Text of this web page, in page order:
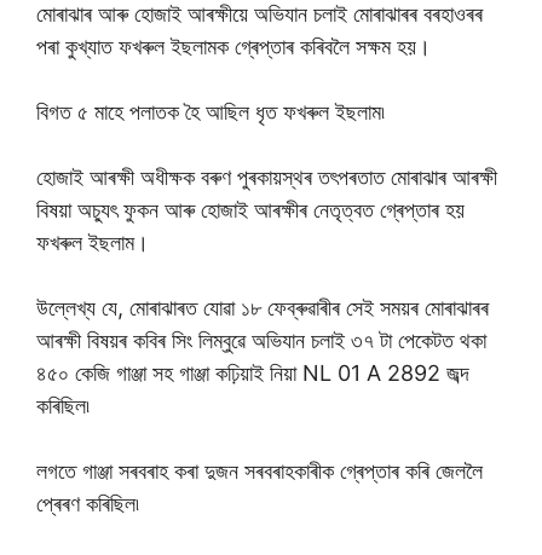
মোৰাঝাৰ আৰু হোজাই আৰক্ষীয়ে অভিযান চলাই মোৰাঝাৰৰ বৰহাওৰৰ
পৰা কুখ্যাত ফখৰুল ইছলামক গ্ৰেপ্তাৰ কৰিবলৈ সক্ষম হয়।
বিগত ৫ মাহে পলাতক হৈ আছিল ধৃত ফখৰুল ইছলাম৷
হোজাই আৰক্ষী অধীক্ষক বৰুণ পুৰকায়স্থৰ তৎপৰতাত মোৰাঝাৰ আৰক্ষী
বিষয়া অচ্যুৎ ফুকন আৰু হোজাই আৰক্ষীৰ নেতৃত্বত গ্ৰেপ্তাৰ হয়
ফখৰুল ইছলাম।
উল্লেখ্য যে, মোৰাঝাৰত যোৱা ১৮ ফেব্ৰুৱাৰীৰ সেই সময়ৰ মোৰাঝাৰৰ
আৰক্ষী বিষয়ৰ কবিৰ সিং লিম্বুৱে অভিযান চলাই ৩৭ টা পেকেটত থকা
৪৫০ কেজি গাঞ্জা সহ গাঞ্জা কঢ়িয়াই নিয়া NL 01 A 2892 জব্দ
কৰিছিল৷
লগতে গাঞ্জা সৰবৰাহ কৰা দুজন সৰবৰাহকাৰীক গ্ৰেপ্তাৰ কৰি জেললৈ
প্ৰেৰণ কৰিছিল৷